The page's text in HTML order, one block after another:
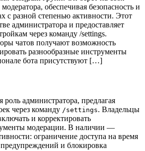
обеспечивая безопасность и
с разной степенью активности. Этот
администратора и предоставляет
через команду /settings.
чатов получают возможность
разнообразные инструменты
бота присутствуют […]
роль администратора, предлагая
через команду /settings. Владельцы
и корректировать
модерации. В наличии —
ограничение доступа на время
и блокировка